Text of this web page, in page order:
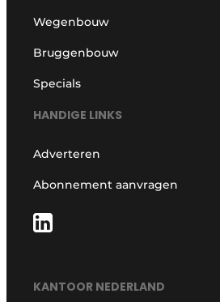
Wegenbouw
Bruggenbouw
Specials
HANDIGE LINKS
Adverteren
Abonnement aanvragen
KANTOOR NEDERLAND